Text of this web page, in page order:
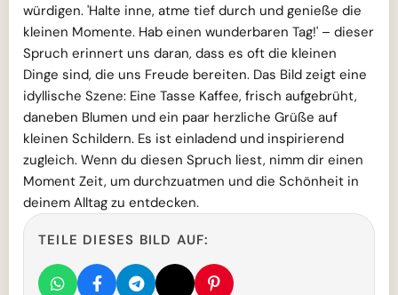
würdigen. 'Halte inne, atme tief durch und genieße die
kleinen Momente. Hab einen wunderbaren Tag!' – dieser
Spruch erinnert uns daran, dass es oft die kleinen
Dinge sind, die uns Freude bereiten. Das Bild zeigt eine
idyllische Szene: Eine Tasse Kaffee, frisch aufgebrüht,
daneben Blumen und ein paar herzliche Grüße auf
kleinen Schildern. Es ist einladend und inspirierend
zugleich. Wenn du diesen Spruch liest, nimm dir einen
Moment Zeit, um durchzuatmen und die Schönheit in
deinem Alltag zu entdecken.
TEILE DIESES BILD AUF: